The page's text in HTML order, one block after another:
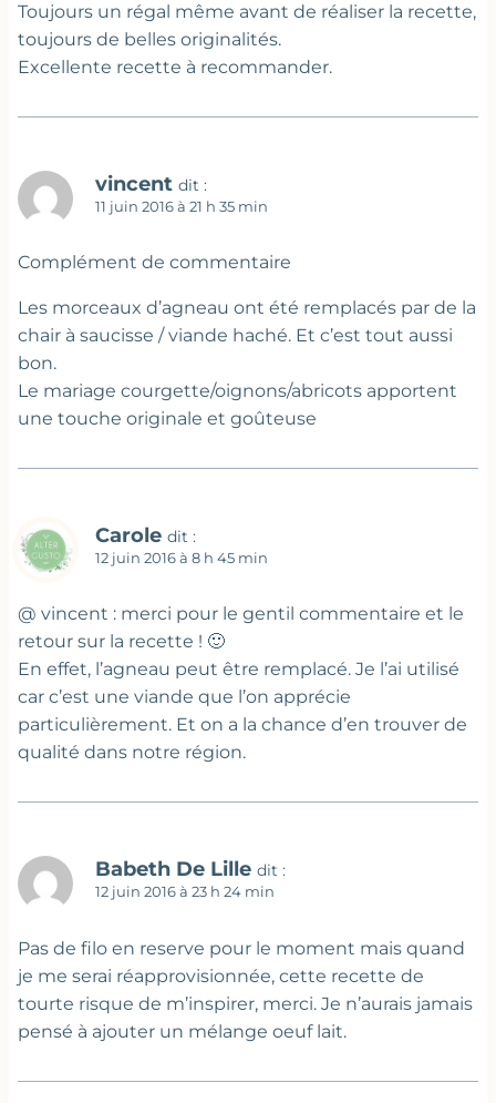
Toujours un régal même avant de réaliser la recette,
toujours de belles originalités.
Excellente recette à recommander.
vincent dit :
11 juin 2016 à 21 h 35 min
Complément de commentaire
Les morceaux d’agneau ont été remplacés par de la
chair à saucisse / viande haché. Et c’est tout aussi
bon.
Le mariage courgette/oignons/abricots apportent
une touche originale et goûteuse
Carole dit :
12 juin 2016 à 8 h 45 min
@ vincent : merci pour le gentil commentaire et le
retour sur la recette ! 🙂
En effet, l’agneau peut être remplacé. Je l’ai utilisé
car c’est une viande que l’on apprécie
particulièrement. Et on a la chance d’en trouver de
qualité dans notre région.
Babeth De Lille dit :
12 juin 2016 à 23 h 24 min
Pas de filo en reserve pour le moment mais quand
je me serai réapprovisionnée, cette recette de
tourte risque de m’inspirer, merci. Je n’aurais jamais
pensé à ajouter un mélange oeuf lait.